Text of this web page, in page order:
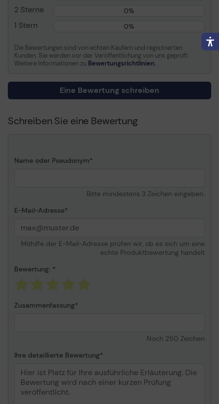
Verschiedenes
2 Sterne 0%
1 Stern 0%
Die Bewertungen sind von echten Käufern und registrierten
Kunden. Sie werden vor der Veröffentlichung von uns geprüft.
Weitere Informationen zu Bewertungsrichtlinien.
Eine Bewertung schreiben
Schreiben Sie eine Bewertung
Name oder Pseudonym
Bitte mindestens 3 Zeichen eingeben.
E-Mail-Adresse
Mithilfe der E-Mail-Adresse prüfen wir, ob es sich um eine
echte Produktbewertung handelt
Bewertung:
Zusammenfassung
Noch 250 Zeichen
Ihre detaillierte Bewertung